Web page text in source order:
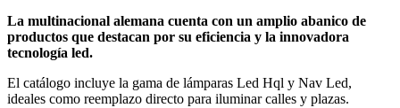
La multinacional alemana cuenta con un amplio abanico de
productos que destacan por su eficiencia y la innovadora
tecnología led.
El catálogo incluye la gama de lámparas Led Hql y Nav Led,
ideales como reemplazo directo para iluminar calles y plazas.